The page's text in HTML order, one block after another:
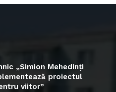
„Simion Mehedinți
proiectul
viitor”